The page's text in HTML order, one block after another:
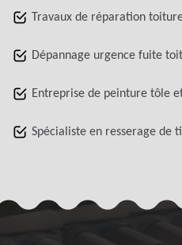
Travaux de réparation
Dépannage urgence fuite
Entreprise de peinture tôle
Spécialiste en resserage de